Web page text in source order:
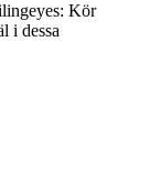
Kör
i dessa